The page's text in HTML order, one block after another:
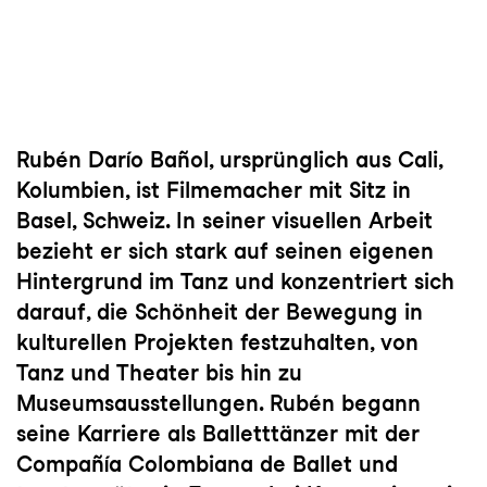
Rubén Darío Bañol, ursprünglich aus Cali,
Kolumbien, ist Filmemacher mit Sitz in
Basel, Schweiz. In seiner visuellen Arbeit
bezieht er sich stark auf seinen eigenen
Hintergrund im Tanz und konzentriert sich
darauf, die Schönheit der Bewegung in
kulturellen Projekten festzuhalten, von
Tanz und Theater bis hin zu
Museumsausstellungen. Rubén begann
seine Karriere als Balletttänzer mit der
Compañía Colombiana de Ballet und